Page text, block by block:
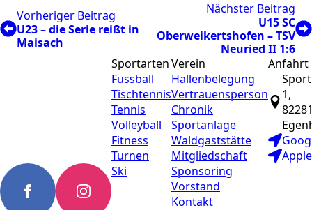
Vorheriger Beitrag
U23 – die Serie reißt in
Maisach
Nächster Beitrag
U15 SC
Oberweikertshofen – TSV
Neuried II 1:6
Sportarten
Fussball
Tischtennis
Tennis
Volleyball
Fitness
Turnen
Ski
Verein
Hallenbelegung
Vertrauensperson
Chronik
Sportanlage
Waldgaststätte
Mitgliedschaft
Sponsoring
Vorstand
Kontakt
Anfahrt
1,